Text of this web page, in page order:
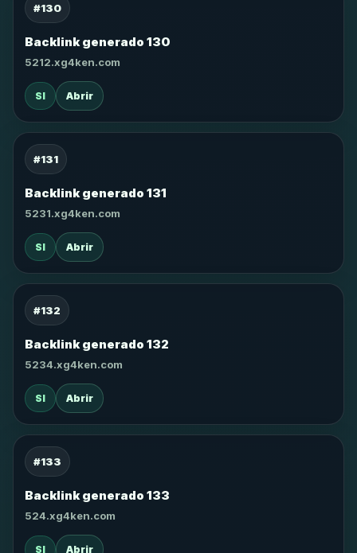
#130
Backlink generado 130
5212.xg4ken.com
SI Abrir
#131
Backlink generado 131
5231.xg4ken.com
SI Abrir
#132
Backlink generado 132
5234.xg4ken.com
SI Abrir
#133
Backlink generado 133
524.xg4ken.com
SI Abrir